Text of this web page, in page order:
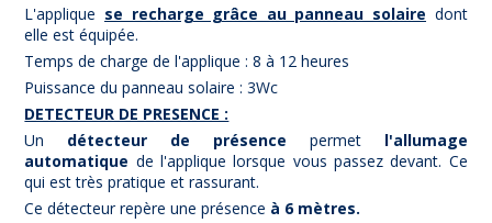
L'applique se recharge grâce au panneau solaire dont
elle est équipée.
Temps de charge de l'applique : 8 à 12 heures
Puissance du panneau solaire : 3Wc
DETECTEUR DE PRESENCE :
Un détecteur de présence permetl'allumage
automatique de l'applique lorsque vous passez devant. Ce
qui est très pratique et rassurant.
Ce détecteur repère une présence à 6 mètres.